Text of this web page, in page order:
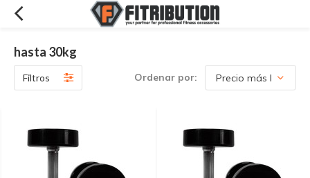
hasta 30kg
Filtros Ordenar por: